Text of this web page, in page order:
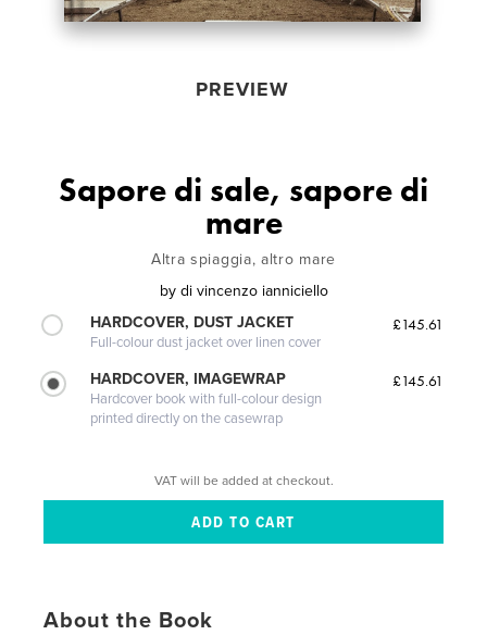
PREVIEW
Sapore di sale, sapore di
mare
Altra spiaggia, altro mare
by di vincenzo ianniciello
HARDCOVER, DUST JACKET
Full-colour dust jacket over linen cover
£145.61
HARDCOVER, IMAGEWRAP
Hardcover book with full-colour design
printed directly on the casewrap
£145.61
VAT will be added at checkout.
About the Book